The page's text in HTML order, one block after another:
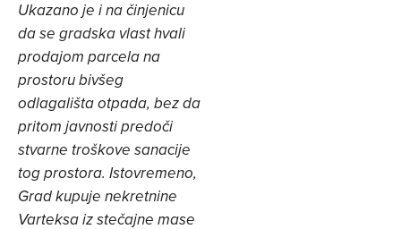
Ukazano je i na činjenicu
da se gradska vlast hvali
prodajom parcela na
prostoru bivšeg
odlagališta otpada, bez da
pritom javnosti predoči
stvarne troškove sanacije
tog prostora. Istovremeno,
Grad kupuje nekretnine
Varteksa iz stečajne mase